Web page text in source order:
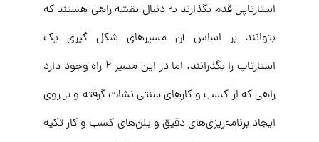
استارتاپی قدم بگذارند به دنبال نقشه راهی هستند که
بتوانند بر اساس آن مسیر‌های شکل گیری یک
استارتاپ را بگذرانند. اما در این مسیر ۲ راه وجود دارد
راهی که از کسب و کارهای سنتی نشات گرفته و بر روی
ایجاد برنامه‌ریزی‌های دقیق و پلن‌های کسب و کار تکیه